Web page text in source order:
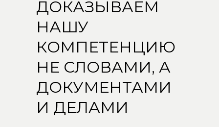
ДОКАЗЫВАЕМ
НАШУ
КОМПЕТЕНЦИЮ
НЕ СЛОВАМИ, А
ДОКУМЕНТАМИ
И ДЕЛАМИ